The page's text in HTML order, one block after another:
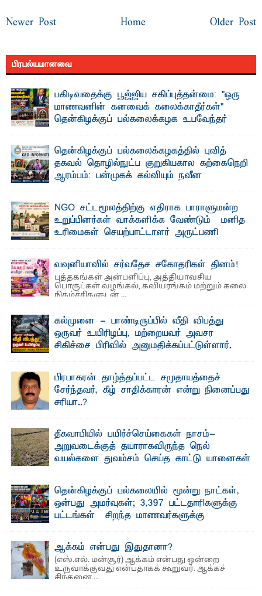
Newer Post Older Post
Home
பிரபல்யமானவை
பகிடிவதைக்கு பூஜ்ஜிய சகிப்புத்தன்மை: "ஒரு
மாணவனின் கனவைக் கலைக்காதீர்கள்" –
தென்கிழக்குப் பல்கலைக்கழக உபவேந்தர்
"ஒ ரு மாணவனின் அல்லது மாணவியின் கனவு என்னால்
கலைக்கப்படாது" என்ற உறுதியை ஒவ்வொரு மாணவரும் ...
தென்கிழக்குப் பல்கலைக்கழகத்தில் புவித்
தகவல் தொழில்நுட்ப குறுகியகால கற்கைநெறி
ஆரம்பம்: பன்முகக் கல்வியும் நவீன
பேராசிரியர் எம். எம். பாஸில்
தெ ன்கிழக்குப் பல்கலைக்கழகத்தின் கலை மற்றும் கலாசார
பீடத்தின் புவியியல் துறையினால் ...
NGO சட்டமூலத்திற்கு எதிராக பாராளுமன்ற
உறுப்பினர்கள் வாக்களிக்க வேண்டும் – மனித
உரிமைகள் செயற்பாட்டாளர் அருட்பணி
ஜே. எப். காமிலா பேகம்- இ லங்கை அரசாங்கம் அரசுசாரா
அமைப்புகள் (NGO) தொடர்பான புதிய சட்டமூலத்தை ...
வவுனியாவில் சர்வதேச சகோதரிகள் தினம்!
புத்தகங்கள் அன்பளிப்பு, அத்தியாவசிய
பொருட்கள் வழங்கல், கவியரங்கம் மற்றும் கலை
நிகழ்ச்சிகளுடன் ...
கல்முனை - பாண்டிருப்பில் வீதி விபத்து
ஒருவர் உயிரிழப்பு, மற்றையவர் அவசர
சிகிச்சை பிரிவில் அனுமதிக்கப்பட்டுள்ளார்.
பாண்டிருப்பு ...பிரபாகரன் தாழ்த்தப்பட்ட சமுதாயத்தைச்
சேர்ந்தவர், கீழ் சாதிக்காரன் என்று நினைப்பது
சரியா..?
தீகவாபியில் பயிர்ச்செய்கைகள் நாசம்-
அறுவடைக்குத் தயாராகவிருந்த நெல்
வயல்களை துவம்சம் செய்த காட்டு யானைகள்
காணப்பட்ட பல ...தென்கிழக்குப் பல்கலையில் மூன்று நாட்கள்,
ஒன்பது அமர்வுகள்; 3,397 பட்டதாரிகளுக்கு
பட்டங்கள் – சிறந்த மாணவர்களுக்கு
மற்றும் சிறப்புப் பரிசுகள்
எம்.வை. அமீர்- ஒ லுவிலில் அமைந்துள்ள தென்கிழக்குப்
பல்கலைக்கழகத்தின் 18ஆவது பொதுப் பட்டமளிப்பு விழா ...
ஆக்கம் என்பது இதுதானா?
(எஸ்.எல். மன்சூர்) ஆக்கம் என்பது ஒன்றை
உருவாக்குவது என்பதாகக் கூறுவர். ஆக்கச்
சிந்தனை ...